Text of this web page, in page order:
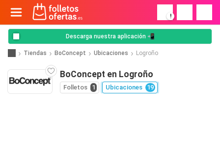
!
Descarga nuestra aplicación 📲
Tiendas BoConcept Ubicaciones Logroño
BoConcept en Logroño
Folletos 1 Ubicaciones 19